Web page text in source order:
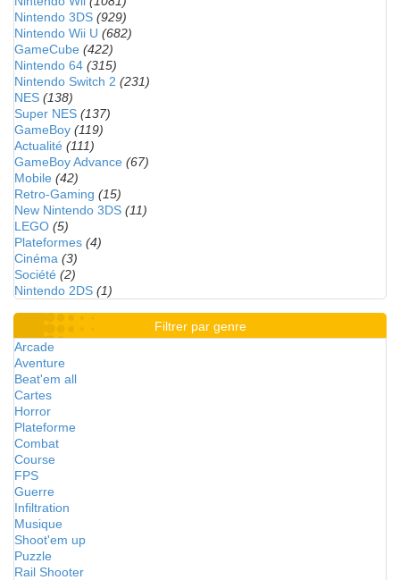
Nintendo 3DS (929)
Nintendo Wii U (682)
GameCube (422)
Nintendo 64 (315)
Nintendo Switch 2 (231)
NES (138)
Super NES (137)
GameBoy (119)
Actualité (111)
GameBoy Advance (67)
Mobile (42)
Retro-Gaming (15)
New Nintendo 3DS (11)
LEGO (5)
Plateformes (4)
Cinéma (3)
Société (2)
Nintendo 2DS (1)
Filtrer par genre
Arcade
Aventure
Beat'em all
Cartes
Horror
Plateforme
Combat
Course
FPS
Guerre
Infiltration
Musique
Shoot'em up
Puzzle
Rail Shooter